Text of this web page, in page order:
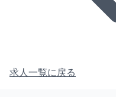
求人一覧に戻る